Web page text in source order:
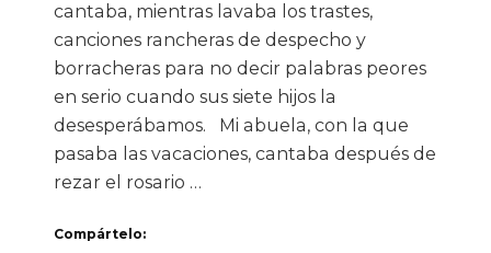
cantaba, mientras lavaba los trastes,
canciones rancheras de despecho y
borracheras para no decir palabras peores
en serio cuando sus siete hijos la
desesperábamos. Mi abuela, con la que
pasaba las vacaciones, cantaba después de
rezar el rosario …
Compártelo: